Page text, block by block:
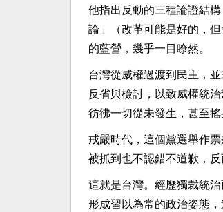
他指出反動的三種論證結
論」（改革可能是好的，
的藍營，幾乎一目瞭然。
台灣從威權過渡到民主，
反省與檢討，以致威權統
彷彿一切從未發生，甚至
戒嚴時代，這個黨選舉作
被抓到也不認錯不道歉，
這就是台灣。經歷獨裁統
形成習以為常的政治姿態